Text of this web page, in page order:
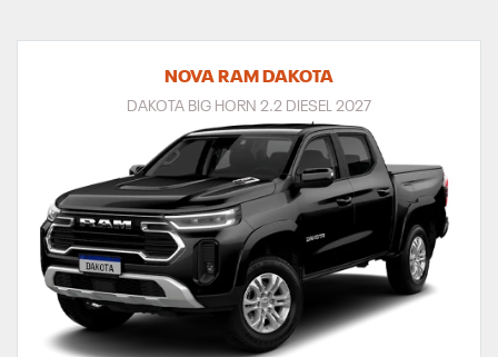
NOVA RAM DAKOTA
DAKOTA BIG HORN 2.2 DIESEL 2027